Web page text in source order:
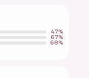
47%
67%
68%